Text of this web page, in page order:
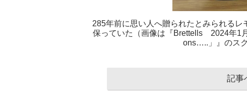
285年前に思い人へ贈られたとみられる
保っていた（画像は『Brettells 2024年1
ons…..」』のス
記事